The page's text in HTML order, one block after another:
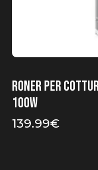
Roner per
100W
139.99€